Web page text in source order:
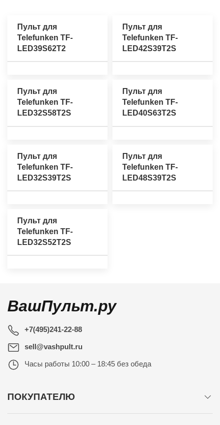
Пульт для
Telefunken TF-
LED39S62T2
Пульт для
Telefunken TF-
LED42S39T2S
Пульт для
Telefunken TF-
LED32S58T2S
Пульт для
Telefunken TF-
LED40S63T2S
Пульт для
Telefunken TF-
LED32S39T2S
Пульт для
Telefunken TF-
LED48S39T2S
Пульт для
Telefunken TF-
LED32S52T2S
ВашПульт.ру
+7(495)241-22-88
sell@vashpult.ru
Часы работы 10:00 – 18:45 без обеда
ПОКУПАТЕЛЮ